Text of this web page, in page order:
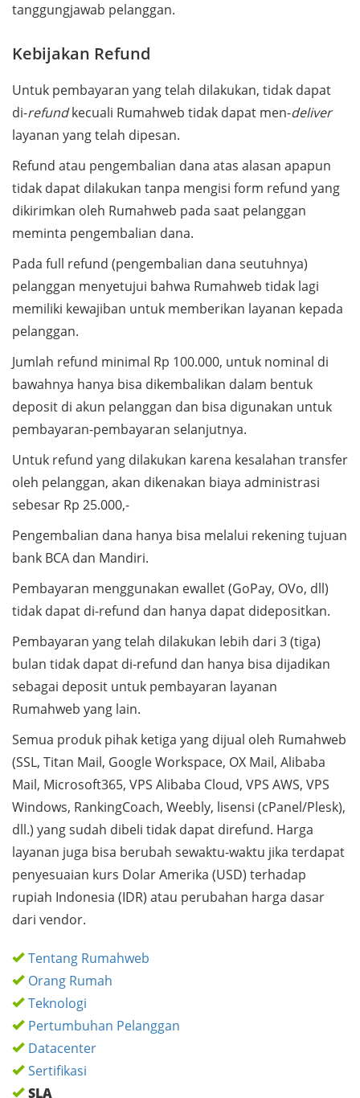
tanggungjawab pelanggan.
Kebijakan Refund
Untuk pembayaran yang telah dilakukan, tidak dapat
di-refundkecuali Rumahweb tidak dapat men-deliver
layanan yang telah dipesan.
Refund atau pengembalian dana atas alasan apapun
tidak dapat dilakukan tanpa mengisi form refund yang
dikirimkan oleh Rumahweb pada saat pelanggan
meminta pengembalian dana.
Pada full refund (pengembalian dana seutuhnya)
pelanggan menyetujui bahwa Rumahweb tidak lagi
memiliki kewajiban untuk memberikan layanan kepada
pelanggan.
Jumlah refund minimal Rp 100.000, untuk nominal di
bawahnya hanya bisa dikembalikan dalam bentuk
deposit di akun pelanggan dan bisa digunakan untuk
pembayaran-pembayaran selanjutnya.
Untuk refund yang dilakukan karena kesalahan transfer
oleh pelanggan, akan dikenakan biaya administrasi
sebesar Rp 25.000,-
Pengembalian dana hanya bisa melalui rekening tujuan
bank BCA dan Mandiri.
Pembayaran menggunakan ewallet (GoPay, OVo, dll)
tidak dapat di-refund dan hanya dapat didepositkan.
Pembayaran yang telah dilakukan lebih dari 3 (tiga)
bulan tidak dapat di-refund dan hanya bisa dijadikan
sebagai deposit untuk pembayaran layanan
Rumahweb yang lain.
Semua produk pihak ketiga yang dijual oleh Rumahweb
(SSL, Titan Mail, Google Workspace, OX Mail, Alibaba
Mail, Microsoft365, VPS Alibaba Cloud, VPS AWS, VPS
Windows, RankingCoach, Weebly, lisensi (cPanel/Plesk),
dll.) yang sudah dibeli tidak dapat direfund. Harga
layanan juga bisa berubah sewaktu-waktu jika terdapat
penyesuaian kurs Dolar Amerika (USD) terhadap
rupiah Indonesia (IDR) atau perubahan harga dasar
dari vendor.
Tentang Rumahweb
Orang Rumah
Teknologi
Pertumbuhan Pelanggan
Datacenter
Sertifikasi
SLA